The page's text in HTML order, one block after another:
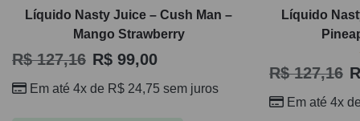
Líquido Nasty Juice – Cush Man –
Mango Strawberry
R$127,16 R$ 99,00
Em até 4x de R$ 24,75 sem juros
Líquido
R$127,16
Em até 4x